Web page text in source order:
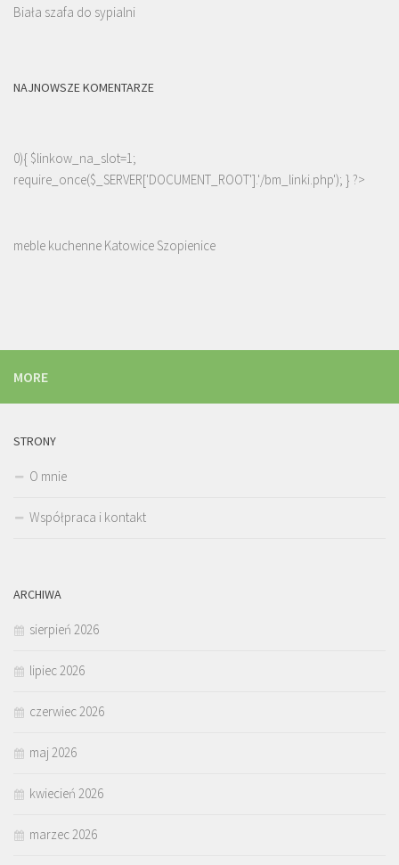
Biała szafa do sypialni
NAJNOWSZE KOMENTARZE
0){ $linkow_na_slot=1;
require_once($_SERVER['DOCUMENT_ROOT'].'/bm_linki.php'); } ?>
meble kuchenne Katowice Szopienice
MORE
STRONY
O mnie
Współpraca i kontakt
ARCHIWA
sierpień 2026
lipiec 2026
czerwiec 2026
maj 2026
kwiecień 2026
marzec 2026